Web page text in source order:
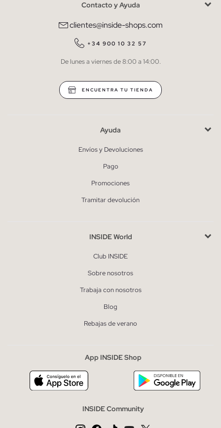
He leído y entiendo lapolítica de privacidad
QUIERO SUSCRIBIRME
* Puedes cancelar la suscripción en cualquier momento.
Contacto y Ayuda
clientes@inside-shops.com
+34 900 10 32 57
De lunes a viernes de 8:00 a 14:00.
ENCUENTRA TU TIENDA
Ayuda
Envíos y Devoluciones
Pago
Promociones
Tramitar devolución
INSIDE World
Club INSIDE
Sobre nosotros
Trabaja con nosotros
Blog
Rebajas de verano
App INSIDE Shop
INSIDE Community